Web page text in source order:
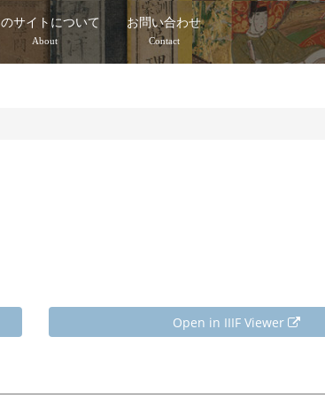
サイトについて
About
お問い合わせ
Contact
Open in IIIF Viewer